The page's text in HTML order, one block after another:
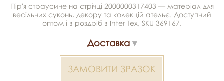
Пір'я страусине на стрічці 2000000317403 — матеріал для
весільних суконь, декору та колекцій ательє. Доступний
оптом і в роздріб в Inter Tex, SKU 369167.
Доставка
ЗАМОВИТИ ЗРАЗОК